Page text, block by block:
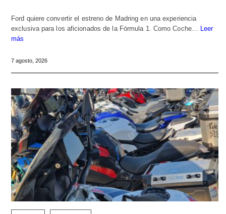
Ford quiere convertir el estreno de Madring en una experiencia
exclusiva para los aficionados de la Fórmula 1. Como Coche… Leer
más
7 agosto, 2026